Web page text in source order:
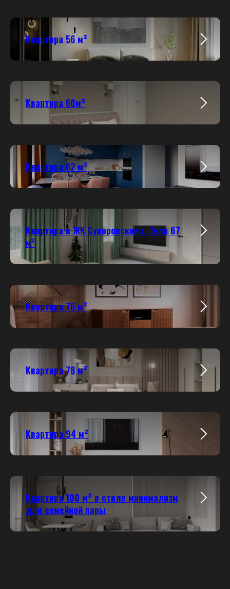
Квартира 56 м²
Квартира 60м²
Квартира 62 м²
Квартира в ЖК Суворовский г. Тула 67
м²
Квартира 76 м²
Квартира 78 м²
Квартира 94 м²
Квартира 100 м² в стиле минимализм
для семейной пары